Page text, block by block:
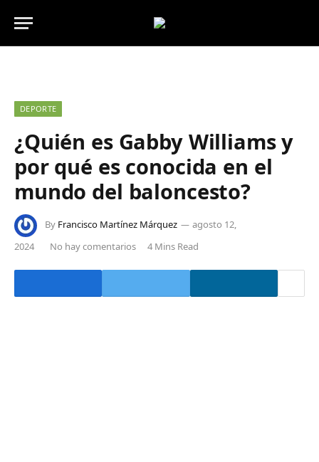
DEPORTE
¿Quién es Gabby Williams y
por qué es conocida en el
mundo del baloncesto?
By Francisco Martínez Márquez
agosto 12,
2024
No hay comentarios 4 Mins Read